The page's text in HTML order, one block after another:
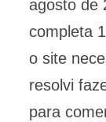
agosto de
completa
o site
resolvi
para